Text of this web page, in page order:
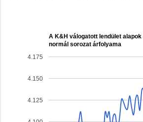
A K&H válogatott lendület alapok
normál sorozat árfolyama
4.125
4.150
4.175